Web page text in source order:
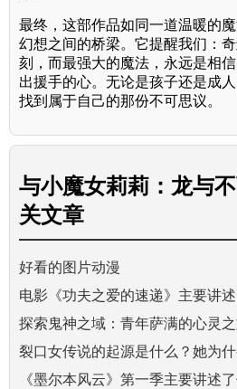
最终，这部作品如同一道温暖的
幻想之间的桥梁。它提醒我们：
刻，而最强大的魔法，永远是相
出援手的心。无论是孩子还是成
找到属于自己的那份不可思议。
与小魔女莉莉：龙与
关文章
好看的图片动漫
电影《功夫之爱的速递》主要讲
探索鬼神之域：青年萨满的心灵
裂口女传说的起源是什么？她为
《墨尔本风云》第一季主要讲述